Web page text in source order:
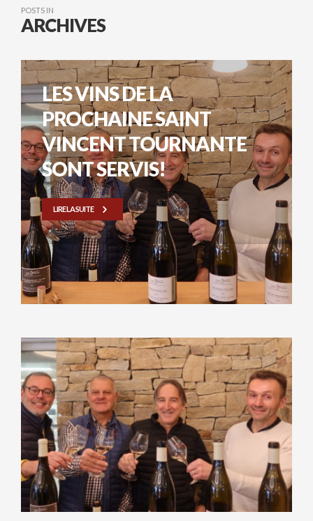
POSTS IN
ARCHIVES
LES VINS DE LA
PROCHAINE SAINT
VINCENT TOURNANTE
SONT SERVIS!
LIRE LA SUITE